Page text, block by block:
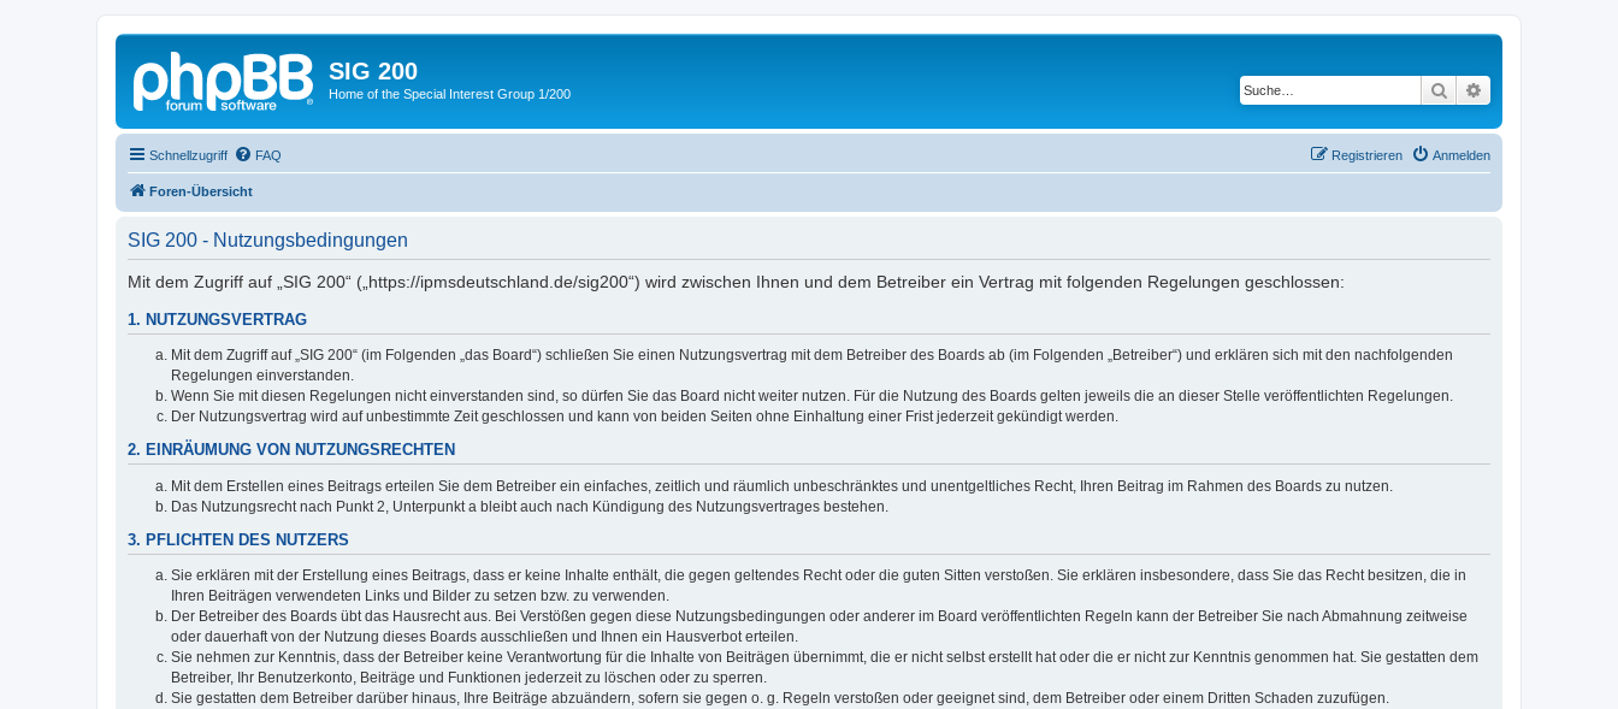
SIG 200
Home of the Special Interest Group 1/200 Suche
Schnellzugriff FAQ Anmelden
Registrieren
Foren-Übersicht
SIG 200 - Nutzungsbedingungen
Mit dem Zugriff auf „SIG 200“ („https://ipmsdeutschland.de/sig200“) wird zwischen Ihnen und dem Betreiber ein Vertrag mit folgenden Regelungen geschlossen:
1. NUTZUNGSVERTRAG
Mit dem Zugriff auf „SIG 200“ (im Folgenden „das Board“) schließen Sie einen Nutzungsvertrag mit dem Betreiber des Boards ab (im Folgenden „Betreiber“) und erklären sich mit den nachfolgenden
Regelungen einverstanden.
Wenn Sie mit diesen Regelungen nicht einverstanden sind, so dürfen Sie das Board nicht weiter nutzen. Für die Nutzung des Boards gelten jeweils die an dieser Stelle veröffentlichten Regelungen.
Der Nutzungsvertrag wird auf unbestimmte Zeit geschlossen und kann von beiden Seiten ohne Einhaltung einer Frist jederzeit gekündigt werden.
2. EINRÄUMUNG VON NUTZUNGSRECHTEN
Mit dem Erstellen eines Beitrags erteilen Sie dem Betreiber ein einfaches, zeitlich und räumlich unbeschränktes und unentgeltliches Recht, Ihren Beitrag im Rahmen des Boards zu nutzen.
Das Nutzungsrecht nach Punkt 2, Unterpunkt a bleibt auch nach Kündigung des Nutzungsvertrages bestehen.
3. PFLICHTEN DES NUTZERS
Sie erklären mit der Erstellung eines Beitrags, dass er keine Inhalte enthält, die gegen geltendes Recht oder die guten Sitten verstoßen. Sie erklären insbesondere, dass Sie das Recht besitzen, die in
Ihren Beiträgen verwendeten Links und Bilder zu setzen bzw. zu verwenden.
Der Betreiber des Boards übt das Hausrecht aus. Bei Verstößen gegen diese Nutzungsbedingungen oder anderer im Board veröffentlichten Regeln kann der Betreiber Sie nach Abmahnung zeitweise
oder dauerhaft von der Nutzung dieses Boards ausschließen und Ihnen ein Hausverbot erteilen.
Sie nehmen zur Kenntnis, dass der Betreiber keine Verantwortung für die Inhalte von Beiträgen übernimmt, die er nicht selbst erstellt hat oder die er nicht zur Kenntnis genommen hat. Sie gestatten dem
Betreiber, Ihr Benutzerkonto, Beiträge und Funktionen jederzeit zu löschen oder zu sperren.
Sie gestatten dem Betreiber darüber hinaus, Ihre Beiträge abzuändern, sofern sie gegen o. g. Regeln verstoßen oder geeignet sind, dem Betreiber oder einem Dritten Schaden zuzufügen.